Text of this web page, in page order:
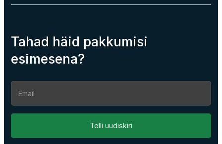
Tahad häid pakkumisi
esimesena?
Section
Telli uudiskiri